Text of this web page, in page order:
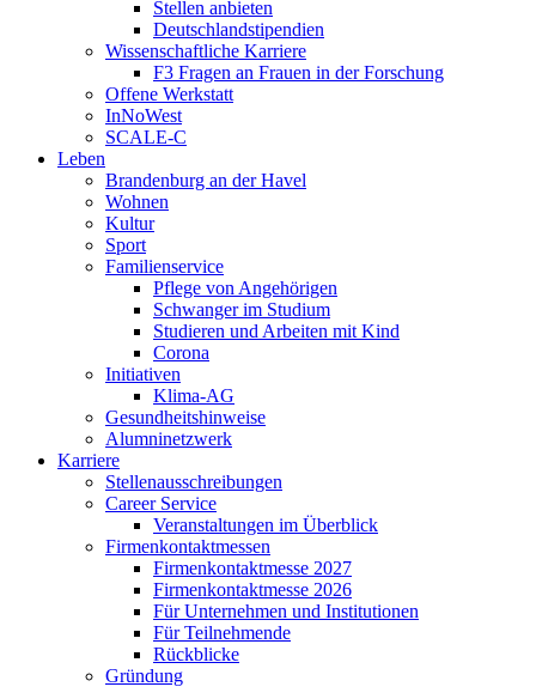
Stellen anbieten
Deutschlandstipendien
Wissenschaftliche Karriere
F3 Fragen an Frauen in der Forschung
Offene Werkstatt
InNoWest
SCALE-C
Leben
Brandenburg an der Havel
Wohnen
Kultur
Sport
Familienservice
Pflege von Angehörigen
Schwanger im Studium
Studieren und Arbeiten mit Kind
Corona
Initiativen
Klima-AG
Gesundheitshinweise
Alumninetzwerk
Karriere
Stellenausschreibungen
Career Service
Veranstaltungen im Überblick
Firmenkontaktmessen
Firmenkontaktmesse 2027
Firmenkontaktmesse 2026
Für Unternehmen und Institutionen
Für Teilnehmende
Rückblicke
Gründung